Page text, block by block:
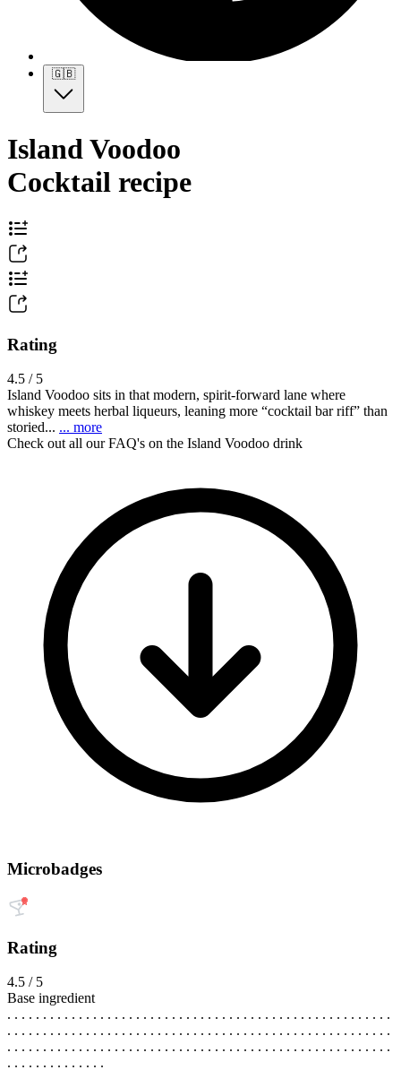
🇬🇧
Island Voodoo
Cocktail recipe
Rating
4.5 / 5
Island Voodoo sits in that modern, spirit-forward lane where
whiskey meets herbal liqueurs, leaning more “cocktail bar riff” than
storied... ... more
Check out all our FAQ's on the Island Voodoo drink
Microbadges
Rating
4.5 / 5
Base ingredient
. . . . . . . . . . . . . . . . . . . . . . . . . . . . . . . . . . . . . . . . . . . . . . . . . . . . . .
. . . . . . . . . . . . . . . . . . . . . . . . . . . . . . . . . . . . . . . . . . . . . . . . . . . . . .
. . . . . . . . . . . . . . . . . . . . . . . . . . . . . . . . . . . . . . . . . . . . . . . . . . . . . .
. . . . . . . . . . . . . .